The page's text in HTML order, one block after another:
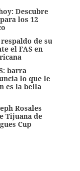
Descubre
los 12
de su
el FAS en
barra
lo que le
es la bella
Rosales
Tijuana de
Cup